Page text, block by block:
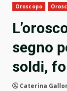
Oroscopo
segno
soldi,
Caterina